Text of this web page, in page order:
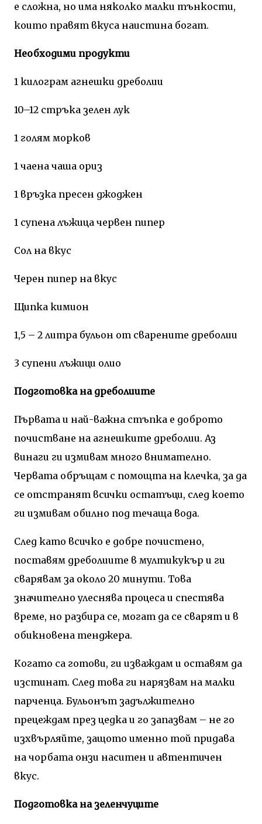
е сложна, но има няколко малки тънкости,
които правят вкуса наистина богат.
Необходими продукти
1 килограм агнешки дреболии
10–12 стръка зелен лук
1 голям морков
1 чаена чаша ориз
1 връзка пресен джоджен
1 супена лъжица червен пипер
Сол на вкус
Черен пипер на вкус
Щипка кимион
1,5 – 2 литра бульон от сварените дреболии
3 супени лъжици олио
Подготовка на дреболиите
Първата и най-важна стъпка е доброто
почистване на агнешките дреболии. Аз
винаги ги измивам много внимателно.
Червата обръщам с помощта на клечка, за да
се отстранят всички остатъци, след което
ги измивам обилно под течаща вода.
След като всичко е добре почистено,
поставям дреболиите в мултикукър и ги
сварявам за около 20 минути. Това
значително улеснява процеса и спестява
време, но разбира се, могат да се сварят и в
обикновена тенджера.
Когато са готови, ги изваждам и оставям да
изстинат. След това ги нарязвам на малки
парченца. Бульонът задължително
прецеждам през цедка и го запазвам – не го
изхвърляйте, защото именно той придава
на чорбата онзи наситен и автентичен
вкус.
Подготовка на зеленчуците